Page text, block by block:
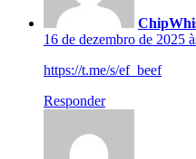
16 de dezembro de 2025
https://t.me/s/ef_beef
Responder